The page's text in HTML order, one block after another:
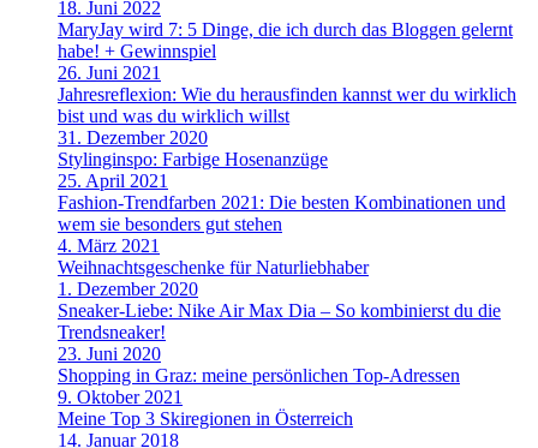
18. Juni 2022
MaryJay wird 7: 5 Dinge, die ich durch das Bloggen gelernt
habe! + Gewinnspiel
26. Juni 2021
Jahresreflexion: Wie du herausfinden kannst wer du wirklich
bist und was du wirklich willst
31. Dezember 2020
Stylinginspo: Farbige Hosenanzüge
25. April 2021
Fashion-Trendfarben 2021: Die besten Kombinationen und
wem sie besonders gut stehen
4. März 2021
Weihnachtsgeschenke für Naturliebhaber
1. Dezember 2020
Sneaker-Liebe: Nike Air Max Dia – So kombinierst du die
Trendsneaker!
23. Juni 2020
Shopping in Graz: meine persönlichen Top-Adressen
9. Oktober 2021
Meine Top 3 Skiregionen in Österreich
14. Januar 2018